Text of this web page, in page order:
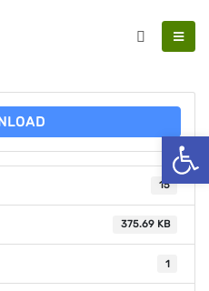
15
375.69 KB
1